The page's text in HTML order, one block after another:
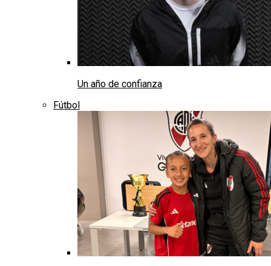
Un año de confianza
Fútbol